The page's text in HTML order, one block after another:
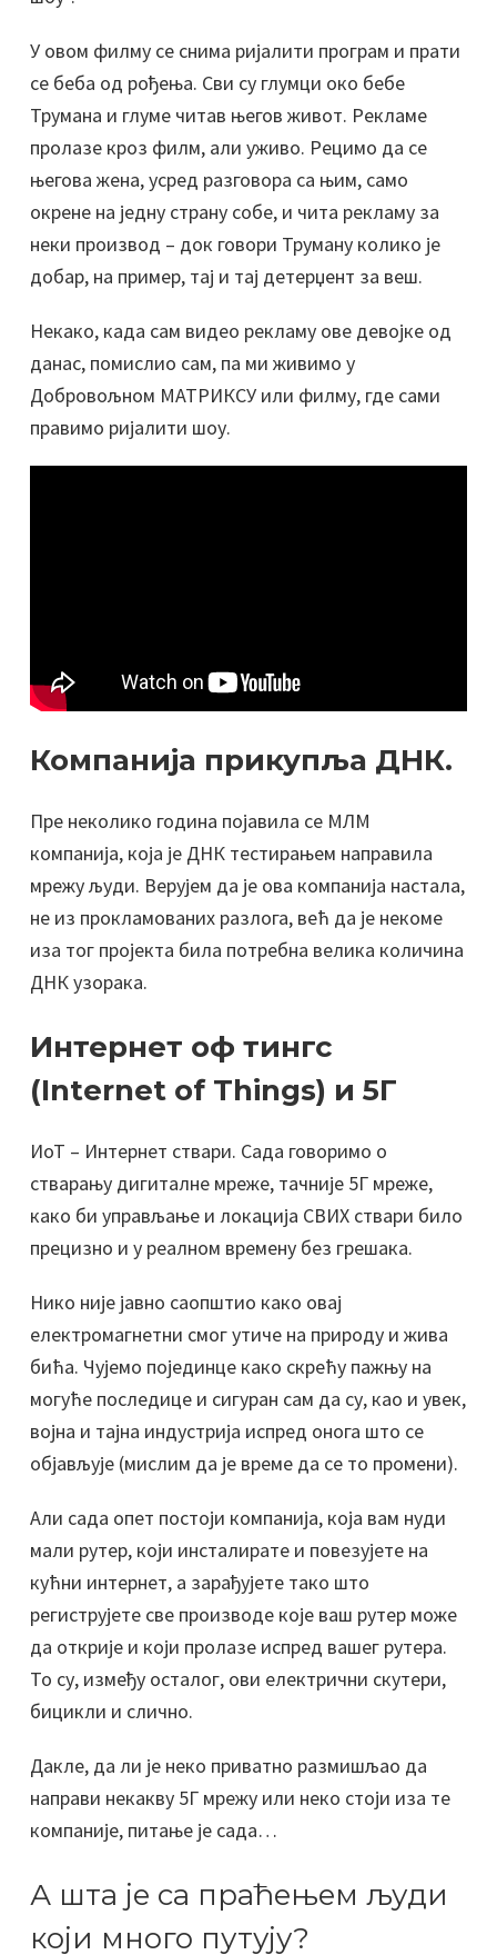
У овом филму се снима ријалити програм и прати
се беба од рођења. Сви су глумци око бебе
Трумана и глуме читав његов живот. Рекламе
пролазе кроз филм, али уживо. Рецимо да се
његова жена, усред разговора са њим, само
окрене на једну страну собе, и чита рекламу за
неки производ – док говори Труману колико је
добар, на пример, тај и тај детерџент за веш.
Некако, када сам видео рекламу ове девојке од
данас, помислио сам, па ми живимо у
Добровољном МАТРИКСУ или филму, где сами
правимо ријалити шоу.
Компанија прикупља ДНК.
Пре неколико година појавила се МЛМ
компанија, која је ДНК тестирањем направила
мрежу људи. Верујем да је ова компанија настала,
не из прокламованих разлога, већ да је некоме
иза тог пројекта била потребна велика количина
ДНК узорака.
Интернет оф тингс
(Internet of Things) и 5Г
ИоТ – Интернет ствари. Сада говоримо о
стварању дигиталне мреже, тачније 5Г мреже,
како би управљање и локација СВИХ ствари било
прецизно и у реалном времену без грешака.
Нико није јавно саопштио како овај
електромагнетни смог утиче на природу и жива
бића. Чујемо појединце како скрећу пажњу на
могуће последице и сигуран сам да су, као и увек,
војна и тајна индустрија испред онога што се
објављује (мислим да је време да се то промени).
Али сада опет постоји компанија, која вам нуди
мали рутер, који инсталирате и повезујете на
кућни интернет, а зарађујете тако што
региструјете све производе које ваш рутер може
да открије и који пролазе испред вашег рутера.
То су, између осталог, ови електрични скутери,
бицикли и слично.
Дакле, да ли је неко приватно размишљао да
направи некакву 5Г мрежу или неко стоји иза те
компаније, питање је сада…
А шта је са праћењем људи
који много путују?